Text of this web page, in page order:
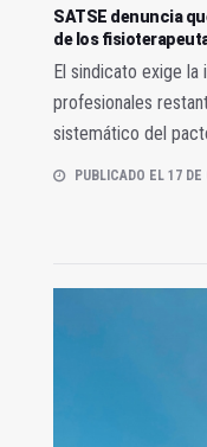
SATSE denuncia
de los
El sindicato exige
profesionales
sistemático del
PUBLICADO EL 17